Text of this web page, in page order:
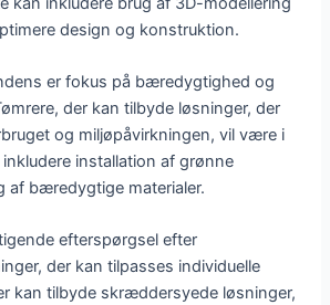
design og konstruktion.
er fokus på bæredygtighed og
der kan tilbyde løsninger, der
og miljøpåvirkningen, vil være i
installation af grønne
af bæredygtige materialer.
efterspørgsel efter
der kan tilpasses individuelle
kan tilbyde skræddersyede løsninger,